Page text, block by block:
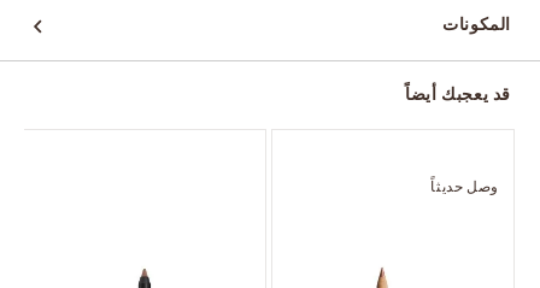
المكونات
قد يعجبك أيضاً
وصل حديثاً